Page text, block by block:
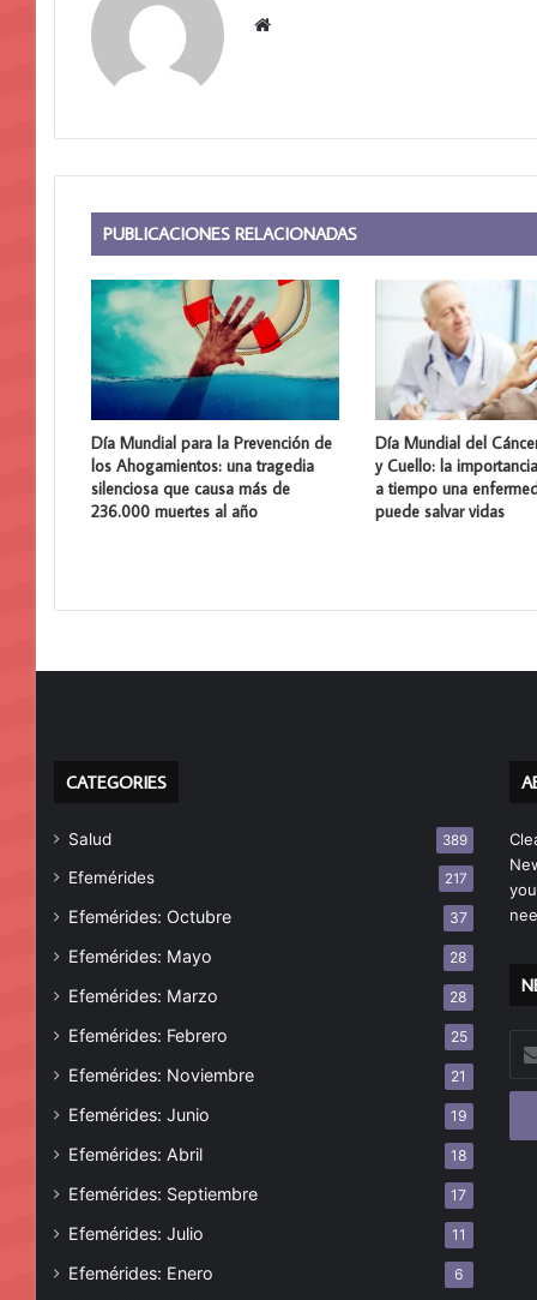
Sitio
PUBLICACIONES RELACIONADAS
Día Mundial para la Prevención de
los Ahogamientos: una tragedia
silenciosa que causa más de
236.000 muertes al año
Día Mundial del
y Cuello: la
a tiempo una
puede salvar vidas
CATEGORIES
Salud 389
Efemérides 217
Efemérides: Octubre 37
Efemérides: Mayo 28
Efemérides: Marzo 28
Efemérides: Febrero 25
Efemérides: Noviembre 21
Efemérides: Junio 19
Efemérides: Abril 18
Efemérides: Septiembre 17
Efemérides: Julio 11
Efemérides: Enero 6